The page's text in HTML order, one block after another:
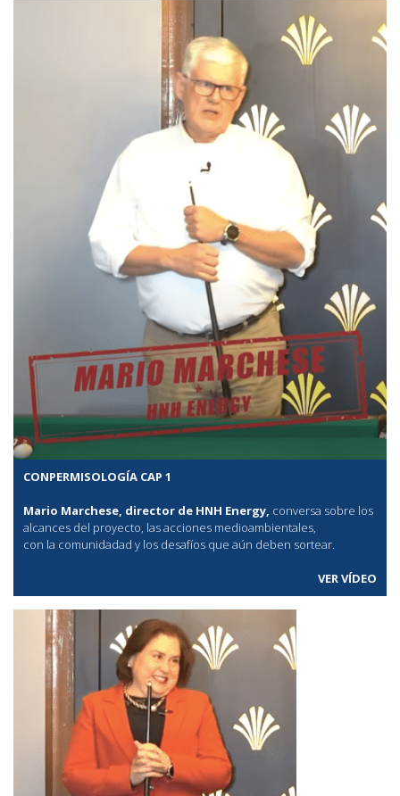
CONPERMISOLOGÍA CAP 1
Mario Marchese, director de HNH Energy, conversa sobre los
alcances del proyecto, las acciones medioambientales,
con la comunidadad y los desafíos que aún deben sortear.
VER VÍDEO